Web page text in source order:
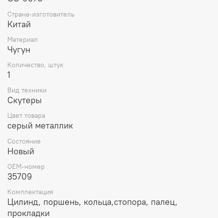
Страна-изготовитель
Китай
Материал
Чугун
Количество, штук
1
Вид техники
Скутеры
Цвет товара
серый металлик
Состояние
Новый
OEM-номер
35709
Комплектация
Цилинд, поршень, кольца,стопора, палец,
прокладки